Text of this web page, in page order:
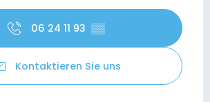
06 24 11 93 ▒▒
Kontaktieren Sie uns